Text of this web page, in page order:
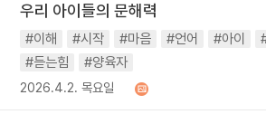
우리 아이들의 문해력
#이해 #시작 #마음 #언어 #아이
#듣는힘
#양육자
2026.4.2. 목요일